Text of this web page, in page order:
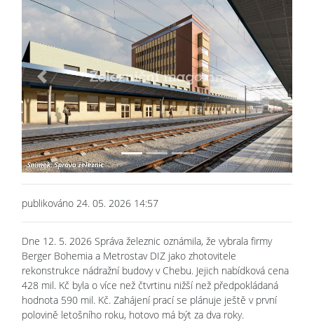
Previous Next
publikováno 24. 05. 2026 14:57
Dne 12. 5. 2026 Správa železnic oznámila, že vybrala firmy
Berger Bohemia a Metrostav DIZ jako zhotovitele
rekonstrukce nádražní budovy v Chebu. Jejich nabídková cena
428 mil. Kč byla o více než čtvrtinu nižší než předpokládaná
hodnota 590 mil. Kč. Zahájení prací se plánuje ještě v první
polovině letošního roku, hotovo má být za dva roky.